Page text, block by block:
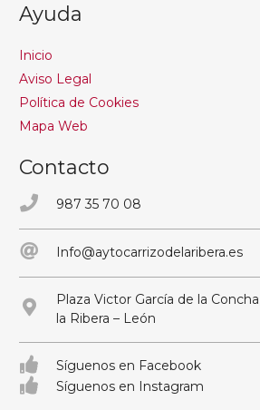
Ayuda
Inicio
Aviso Legal
Política de Cookies
Mapa Web
Contacto
987 35 70 08
Info@aytocarrizodelaribera.es
Plaza Victor García de la
la Ribera – León
Síguenos en Facebook
Síguenos en Instagram